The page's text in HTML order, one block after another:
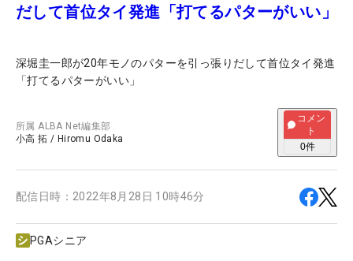
だして首位タイ発進「打てるパターがいい」
深堀圭一郎が20年モノのパターを引っ張りだして首位タイ発進
「打てるパターがいい」
所属ALBA Net編集部
小高 拓 / Hiromu Odaka
コメン
ト
0件
配信日時： 2022年8月28日 10時46分
PGAシニア